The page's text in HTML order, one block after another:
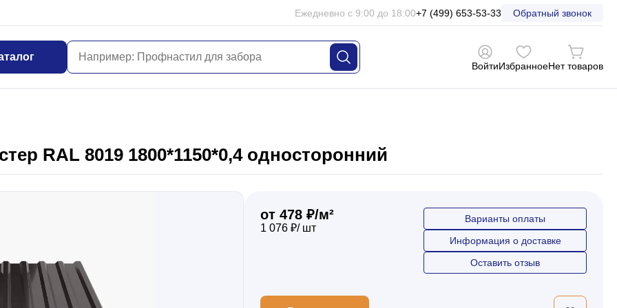
Ежедневно с 9:00 до 18:00+7 (499) 653-53-33 Обратный звонок
ВойтиИзбранноеНет товаров
RAL 8019 1800*1150*0,4 односторонний
от 478 ₽/м²
1 076 ₽/ шт
Варианты оплаты
Информация о доставке
Оставить отзыв